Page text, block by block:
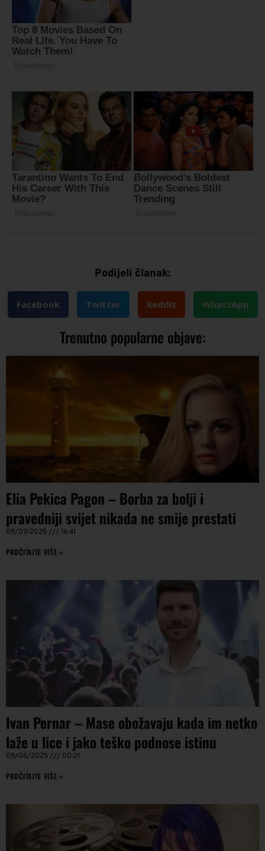
Podijeli članak:
Facebook Twitter Reddit WhatsApp
Trenutno popularne objave:
Elia Pekica Pagon – Borba za bolji i
pravedniji svijet nikada ne smije prestati
09/07/2025 16:41
PROČITAJTE VIŠE »
Ivan Pernar – Mase obožavaju kada im netko
laže u lice i jako teško podnose istinu
09/06/2025 00:21
PROČITAJTE VIŠE »